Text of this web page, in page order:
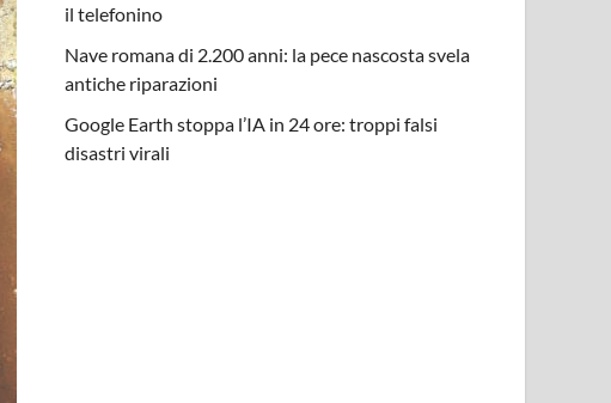
il telefonino
Nave romana di 2.200 anni: la pece nascosta svela
antiche riparazioni
Google Earth stoppa l’IA in 24 ore: troppi falsi
disastri virali